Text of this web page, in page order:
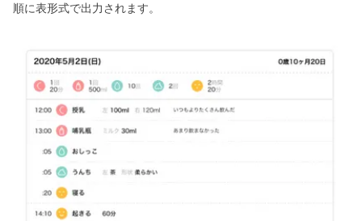
順に表形式で出力されます。